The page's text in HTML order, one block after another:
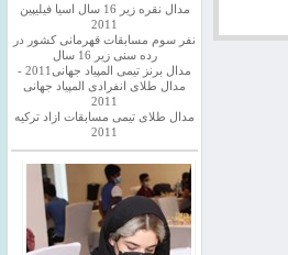
مدال نقره زیر 16 سال اسیا فیلیپین
2011
نفر سوم مسابقات قهرمانی کشور در
رده سنی زیر 16 سال
مدال برنز تیمی المپیاد جهانی2011 -
مدال طلای انفرادی المپیاد جهانی
2011
مدال طلای تیمی مسابقات ازاد ترکیه
2011